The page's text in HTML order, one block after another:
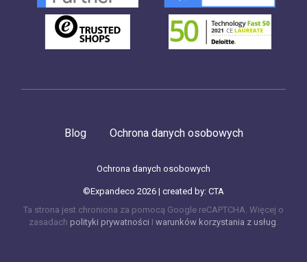
Blog Ochrona danych osobowych
Ochrona danych osobowych
©Expandeco 2026 | created by: CTA
Ta strona jest chroniona za pomocą Google reCAPTCHA. Więcej o
zasadach polityki prywatności I warunków korzystania z usług